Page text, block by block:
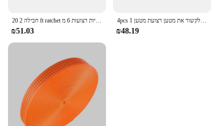
חבילה 2 20 ft ratchet ידיות רצועות 6 מ x25mm אינסופית רצועה רatchet ברצועה כבדה פקה אבזמים עבור אופנועים, מכונית
₪51.03
4pcs 1 מ 'עומס חגורת הידוק לחגורה כבדה לקשור את מטען רצועת מטען lashing חזק רצועה עם אבזם מתכת אבזם
₪48.19